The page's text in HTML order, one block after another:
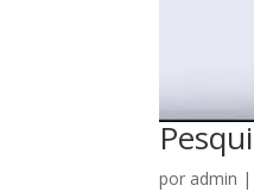
por admin |